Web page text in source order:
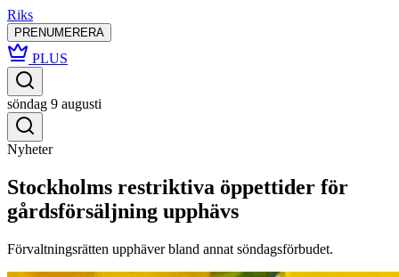
Riks
PRENUMERERA
PLUS
söndag 9 augusti
Nyheter
Stockholms restriktiva öppettider för
gårdsförsäljning upphävs
Förvaltningsrätten upphäver bland annat söndagsförbudet.